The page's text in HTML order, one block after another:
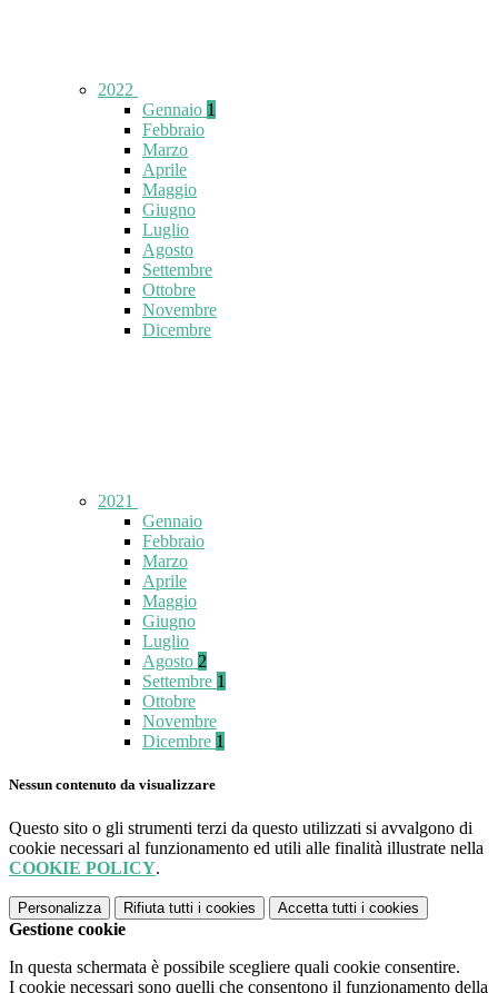
2022
Gennaio 1
Febbraio
Marzo
Aprile
Maggio
Giugno
Luglio
Agosto
Settembre
Ottobre
Novembre
Dicembre
2021
Gennaio
Febbraio
Marzo
Aprile
Maggio
Giugno
Luglio
Agosto 2
Settembre 1
Ottobre
Novembre
Dicembre 1
Nessun contenuto da visualizzare
Questo sito o gli strumenti terzi da questo utilizzati si avvalgono di
cookie necessari al funzionamento ed utili alle finalità illustrate nella
COOKIE POLICY.
Personalizza Rifiuta tutti i cookies Accetta tutti i cookies
Gestione cookie
In questa schermata è possibile scegliere quali cookie consentire.
I cookie necessari sono quelli che consentono il funzionamento della